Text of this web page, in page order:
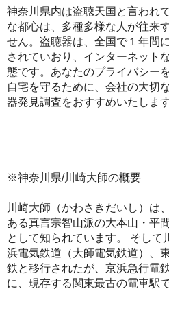
神奈川県内は盗聴天国と言われ
な都心は、多種多様な人が往来
せん。盗聴器は、全国で１年間
されていおり、インターネット
態です。あなたのプライバシー
自宅を守るために、会社の大切
器発見調査をおすすめいたします
※神奈川県/川崎大師の概要
川崎大師（かわさきだいし）は
ある真言宗智山派の大本山・平
として知られています。 そして
浜電気鉄道（大師電気鉄道）、
鉄と移行されたが、京浜急行電
に、現存する関東最古の電車駅